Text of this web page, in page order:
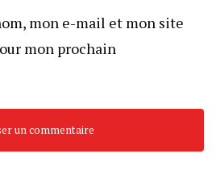
mon e-mail et mon site
mon prochain